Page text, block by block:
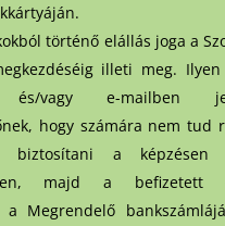
történő elállás joga a
illeti meg.
és/vagy e-mailben
hogy számára nem tud
biztosítani a
majd a befizetett
a Megrendelő